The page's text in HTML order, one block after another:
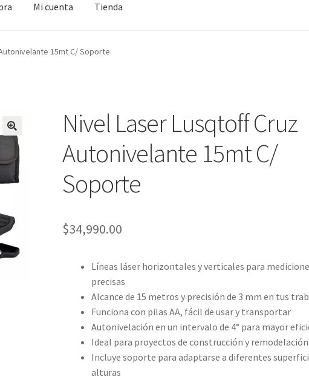
Mi cuenta Tienda
Tienda 15mt C/ Soporte
Nivel Laser Lusqtoff Cruz
Autonivelante 15mt C/
Soporte
$34,990.00
Líneas láser horizontales y verticales para
precisas
Alcance de 15 metros y precisión de 3 mm en tus
Funciona con pilas AA, fácil de usar y transportar
Autonivelación en un intervalo de 4° para mayor
Ideal para proyectos de construcción y remodelación
Incluye soporte para adaptarse a diferentes
alturas